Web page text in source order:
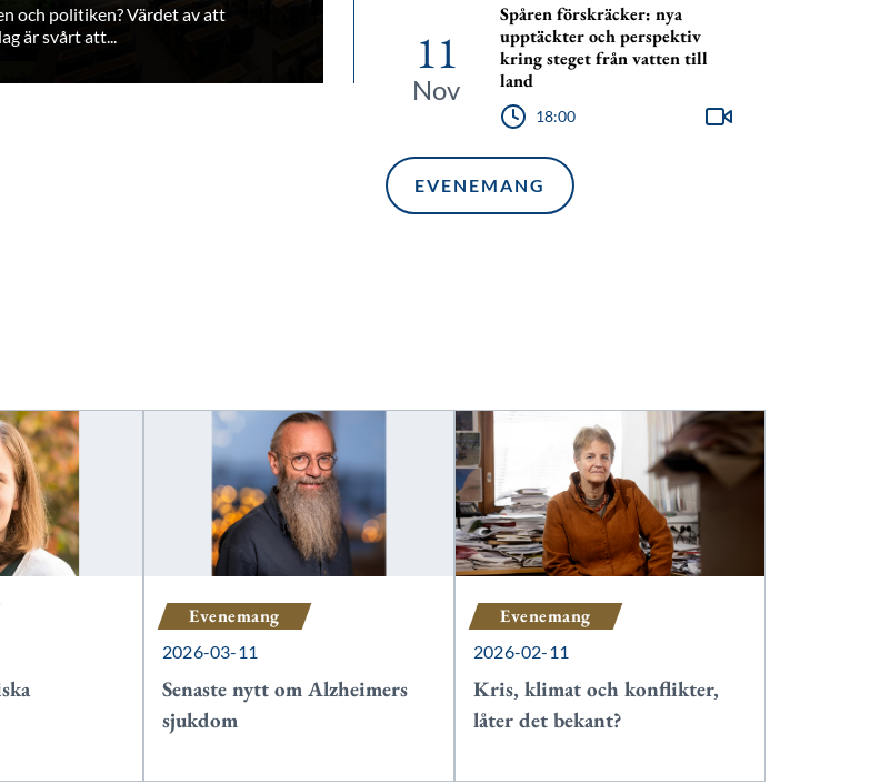
och politiken? Värdet av att
är svårt att...
11
Nov
Spåren förskräcker: nya
upptäckter och perspektiv
kring steget från vatten till
land
18:00
EVENEMANG
Evenemang
2026-03-11
Senaste nytt om Alzheimers
sjukdom
Evenemang
2026-02-11
Kris, klimat och konflikter,
låter det bekant?